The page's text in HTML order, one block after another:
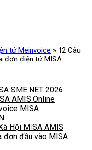
SME NET 2026
AMIS Online
MISA
Hội MISA AMIS
đơn đầu vào MISA
tử Meinvoice » 12 Câu
đơn điện tử MISA